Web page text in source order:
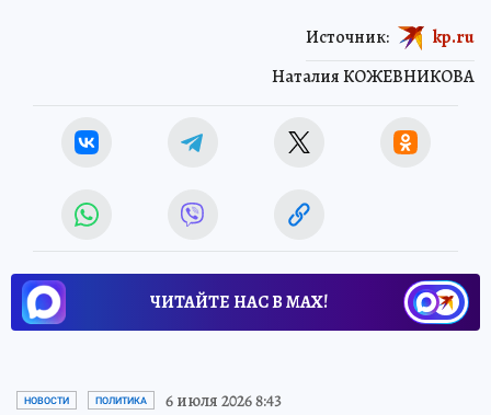
Наталия КОЖЕВНИКОВА
Источник: kp.ru
ЧИТАЙТЕ НАС В МАХ!
НОВОСТИ ПОЛИТИКА 6 июля 2026 8:43